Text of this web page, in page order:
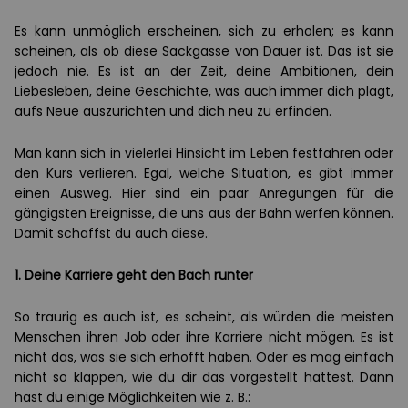
Es kann unmöglich erscheinen, sich zu erholen; es kann
scheinen, als ob diese Sackgasse von Dauer ist. Das ist sie
jedoch nie. Es ist an der Zeit, deine Ambitionen, dein
Liebesleben, deine Geschichte, was auch immer dich plagt,
aufs Neue auszurichten und dich neu zu erfinden.
Man kann sich in vielerlei Hinsicht im Leben festfahren oder
den Kurs verlieren. Egal, welche Situation, es gibt immer
einen Ausweg. Hier sind ein paar Anregungen für die
gängigsten Ereignisse, die uns aus der Bahn werfen können.
Damit schaffst du auch diese.
1. Deine Karriere geht den Bach runter
So traurig es auch ist, es scheint, als würden die meisten
Menschen ihren Job oder ihre Karriere nicht mögen. Es ist
nicht das, was sie sich erhofft haben. Oder es mag einfach
nicht so klappen, wie du dir das vorgestellt hattest. Dann
hast du einige Möglichkeiten wie z. B.: